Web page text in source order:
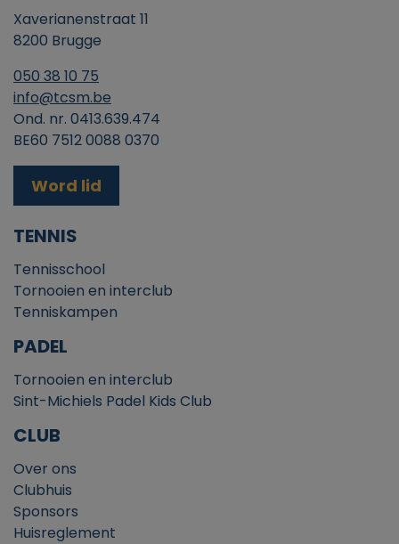
Xaverianenstraat 11
8200 Brugge
050 38 10 75
info@tcsm.be
Ond. nr. 0413.639.474
BE60 7512 0088 0370
Word lid
TENNIS
Tennisschool
Tornooien en interclub
Tenniskampen
PADEL
Tornooien en interclub
Sint-Michiels Padel Kids Club
CLUB
Over ons
Clubhuis
Sponsors
Huisreglement